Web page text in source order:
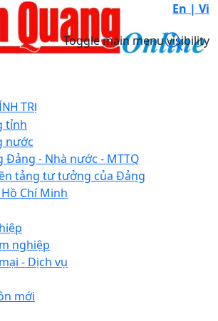
En | Vi
Toggle main menu visibility
TRỊ
tỉnh
nước
Đảng - Nhà nước - MTTQ
tảng tư tưởng của Đảng
Chí Minh
nghiệp
- Dịch vụ
mới